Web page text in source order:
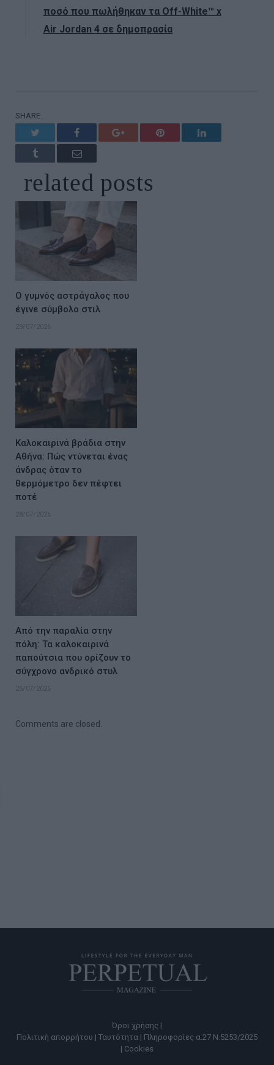
ποσό που πωλήθηκαν τα Off-White™ x
Air Jordan 4 σε δημοπρασία
SHARE.
Facebook Google+ Pinterest LinkedIn
Tumblr Email
related posts
Ο γυμνός αστράγαλος που
έγινε σύμβολο στιλ
29/07/2026
Καλοκαιρινά βράδια στην
Αθήνα: Πώς ντύνεται ένας
άνδρας όταν το
θερμόμετρο δεν πέφτει
ποτέ
28/07/2026
Από την παραλία στην
πόλη: Τα καλοκαιρινά
παπούτσια που ορίζουν το
σύγχρονο ανδρικό στυλ
25/07/2026
Comments are closed.
Όροι χρήσης |
Πολιτική απορρήτου | Ταυτότητα | Πληροφορίες α.27 Ν.5253/2025
| Cookies